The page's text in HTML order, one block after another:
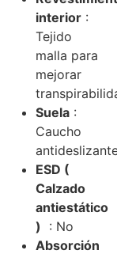
interior :
Tejido
malla para
mejorar
Suela :
Caucho
ESD (
Calzado
antiestático
)
: No
Absorción